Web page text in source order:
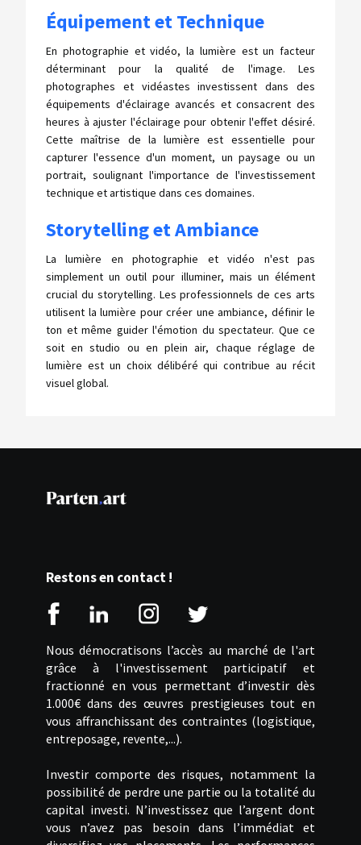
Équipement et Technique
En photographie et vidéo, la lumière est un facteur
déterminant pour la qualité de l'image. Les
photographes et vidéastes investissent dans des
équipements d'éclairage avancés et consacrent des
heures à ajuster l'éclairage pour obtenir l'effet désiré.
Cette maîtrise de la lumière est essentielle pour
capturer l'essence d'un moment, un paysage ou un
portrait, soulignant l'importance de l'investissement
technique et artistique dans ces domaines.
Storytelling et Ambiance
La lumière en photographie et vidéo n'est pas
simplement un outil pour illuminer, mais un élément
crucial du storytelling. Les professionnels de ces arts
utilisent la lumière pour créer une ambiance, définir le
ton et même guider l'émotion du spectateur. Que ce
soit en studio ou en plein air, chaque réglage de
lumière est un choix délibéré qui contribue au récit
visuel global.
Restons en contact !
Nous démocratisons l’accès au marché de l'art
grâce à l'investissement participatif et
fractionné en vous permettant d’investir dès
1.000€ dans des œuvres prestigieuses tout en
vous affranchissant des contraintes (logistique,
entreposage, revente,...).
Investir comporte des risques, notamment la
possibilité de perdre une partie ou la totalité du
capital investi. N’investissez que l’argent dont
vous n’avez pas besoin dans l’immédiat et